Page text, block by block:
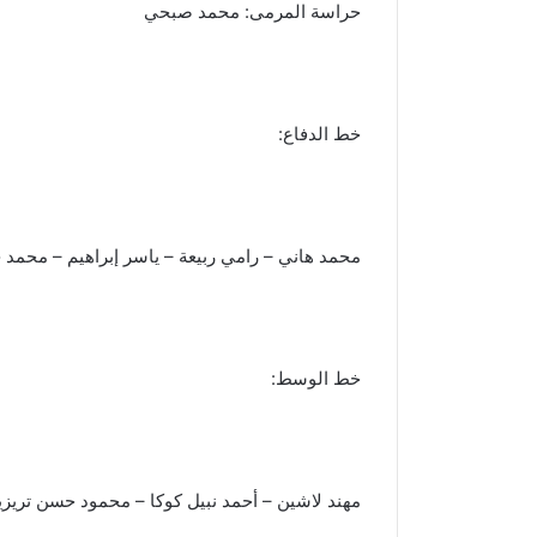
حراسة المرمى: محمد صبحي
خط الدفاع:
محمد هاني – رامي ربيعة – ياسر إبراهيم –
خط الوسط:
مهند لاشين – أحمد نبيل كوكا – محمود حسن